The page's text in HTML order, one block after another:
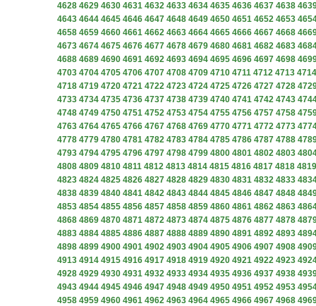
4628 4629 4630 4631 4632 4633 4634 4635 4636 4637 4638
4643 4644 4645 4646 4647 4648 4649 4650 4651 4652 4653
4658 4659 4660 4661 4662 4663 4664 4665 4666 4667 4668
4673 4674 4675 4676 4677 4678 4679 4680 4681 4682 4683
4688 4689 4690 4691 4692 4693 4694 4695 4696 4697 4698
4703 4704 4705 4706 4707 4708 4709 4710 4711 4712 4713 4714
4718 4719 4720 4721 4722 4723 4724 4725 4726 4727 4728
4733 4734 4735 4736 4737 4738 4739 4740 4741 4742 4743
4748 4749 4750 4751 4752 4753 4754 4755 4756 4757 4758
4763 4764 4765 4766 4767 4768 4769 4770 4771 4772 4773
4778 4779 4780 4781 4782 4783 4784 4785 4786 4787 4788
4793 4794 4795 4796 4797 4798 4799 4800 4801 4802 4803
4808 4809 4810 4811 4812 4813 4814 4815 4816 4817 4818 4819
4823 4824 4825 4826 4827 4828 4829 4830 4831 4832 4833
4838 4839 4840 4841 4842 4843 4844 4845 4846 4847 4848
4853 4854 4855 4856 4857 4858 4859 4860 4861 4862 4863
4868 4869 4870 4871 4872 4873 4874 4875 4876 4877 4878
4883 4884 4885 4886 4887 4888 4889 4890 4891 4892 4893
4898 4899 4900 4901 4902 4903 4904 4905 4906 4907 4908
4913 4914 4915 4916 4917 4918 4919 4920 4921 4922 4923
4928 4929 4930 4931 4932 4933 4934 4935 4936 4937 4938
4943 4944 4945 4946 4947 4948 4949 4950 4951 4952 4953
4958 4959 4960 4961 4962 4963 4964 4965 4966 4967 4968